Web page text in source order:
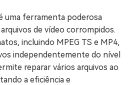
uma ferramenta poderosa
de vídeo corrompidos.
incluindo MPEG TS e MP4,
independentemente do nível
reparar vários arquivos ao
a eficiência e